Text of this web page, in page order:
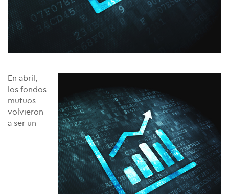
En abril,
los fondos
mutuos
volvieron
a ser un